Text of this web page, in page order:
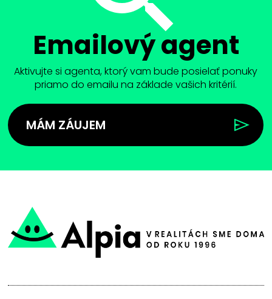
Emailový agent
Aktivujte si agenta, ktorý vam bude posielať ponuky
priamo do emailu na základe vašich kritérií.
MÁM ZÁUJEM